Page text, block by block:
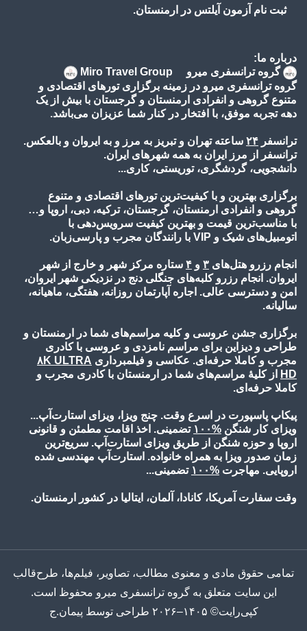
ثبت نام آزمون آیلتس در ارمنستان.
درباره ما:
گروه ترانسفری میرو Miro Travel Group
گروه ترانسفری میرو در زمینه برگزاری تورهای اقتصادی و
متنوع گروهی و انفرادی ارمنستان و گرجستان با بیش از یک
دهه تجربه موفق، با افتخار در کنار شما عزیزان می‌باشد.
ترانسفر ۲۴ ساعته تهران و تبریز به مرز و به ایروان و بالعکس.
ترانسفر از مرز ایران به همه شهرهای ایران.
دانشجویی، گردشگری، توریستی، کاری...
برگزاری بهترین و با کیفیت‌ترین تورهای اقتصادی و متنوع
گروهی و انفرادی ارمنستان، گرجستان، ترکیه، دبی، اروپا و…
با مناسب‌ترین قیمت و بهترین کیفیت سرویس‌دهی با
اتومبیل‌های شیک و VIP با رانندگان مجرب و پارسی‌زبان.
انجام رزرو هتل‌های ۳ و ۴ ستاره مرکز شهر و خارج از شهر
ایروان. انجام رزرو کلبه‌های جنگلی دنج در نزدیکی شهر ایروان،
امن و دسترسی عالی. اجاره آپارتمان روزانه، هفتگی، ماهیانه،
سالیانه.
برگزاری جشن عروسی و کلیه مراسم‌های شما در ارمنستان و
طراحی و دیزاین برای مراسم نامزدی و عروسی با کادری
مجرب و کاملا حرفه‌ای. عکاسی و فیلمبرداری ۸K ULTRA
HD
از کلیۀ مراسم‌های شما در ارمنستان با کادری مجرب و
کاملا حرفه‌ای.
پیکاپ پاسپورت در اسرع وقت. چنج ویزا، ویزای استارت‌آپ...
ویزای کار شنگن %۱۰۰
تضمینی. اخذ اقامت مطمئن و قانونی
اروپا و حوزه شنگن از طریق ویزای استارت‌آپ. سریع‌ترین
زمان صدور ویزا به همراه خانواده. استارت‌آپ مهندسی شده
اروپایی. مهاجرت %۱۰۰ تضمینی...
وقت سفارت آمریکا، کانادا، آلمان، ایتالیا در کشور ارمنستان.
تمامی حقوق مادی و معنوی مطالب، تصاویر، فیلم‌ها، طرح‌قالب
این سایت متعلق به گروه ترانسفری میرو محفوظ است.
کپی‌رایت© ۱۴۰۵–۲۰۲۶ طراحی توسط پیمان.ج